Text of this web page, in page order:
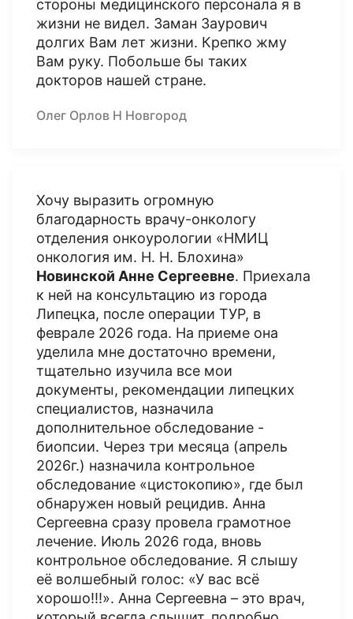
стороны медицинского персонала я в
жизни не видел. Заман Заурович
долгих Вам лет жизни. Крепко жму
Вам руку. Побольше бы таких
докторов нашей стране.
Олег Орлов Н Новгород
Хочу выразить огромную
благодарность врачу-онкологу
отделения онкоурологии «НМИЦ
онкология им. Н. Н. Блохина»
Новинской Анне Сергеевне. Приехала
к ней на консультацию из города
Липецка, после операции ТУР, в
феврале 2026 года. На приеме она
уделила мне достаточно времени,
тщательно изучила все мои
документы, рекомендации липецких
специалистов, назначила
дополнительное обследование -
биопсии. Через три месяца (апрель
2026г.) назначила контрольное
обследование «цистокопию», где был
обнаружен новый рецидив. Анна
Сергеевна сразу провела грамотное
лечение. Июль 2026 года, вновь
контрольное обследование. Я слышу
её волшебный голос: «У вас всё
хорошо!!!». Анна Сергеевна – это врач,